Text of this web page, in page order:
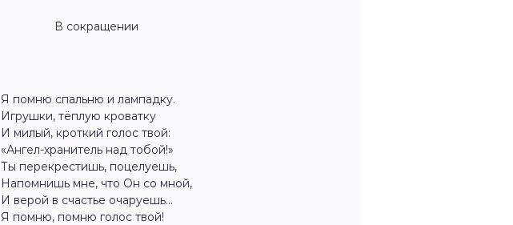
В сокращении
Я помню спальню и лампадку.
Игрушки, тёплую кроватку
И милый, кроткий голос твой:
«Ангел-хранитель над тобой!»
Ты перекрестишь, поцелуешь,
Напомнишь мне, что Он со мной,
И верой в счастье очаруешь…
Я помню, помню голос твой!